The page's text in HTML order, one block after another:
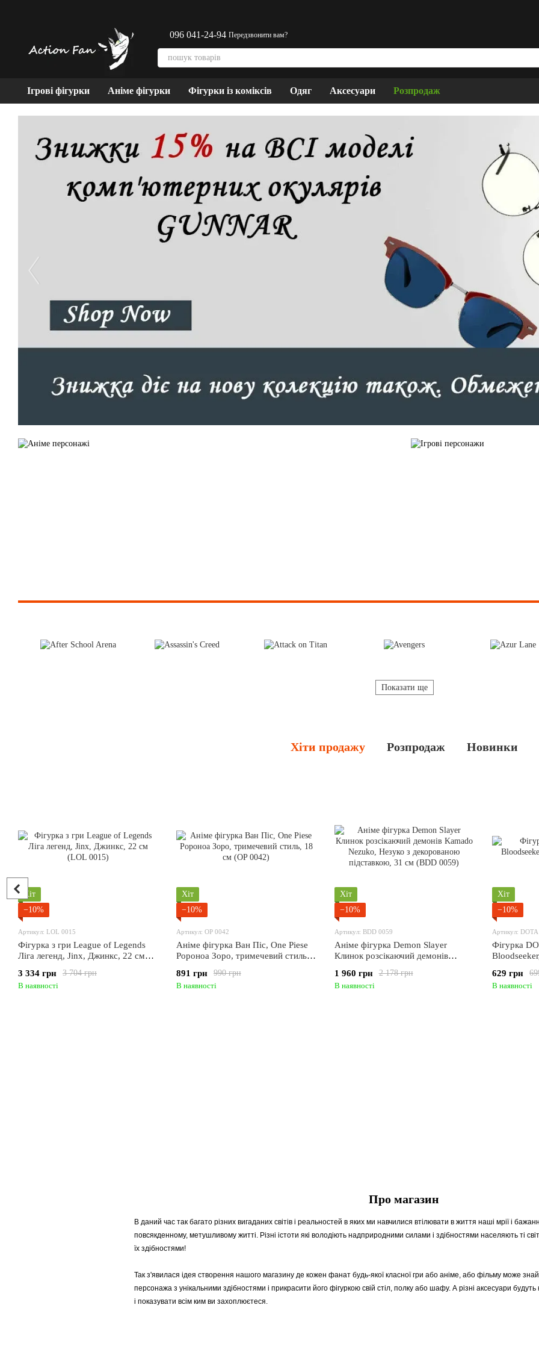
096 041-24-94 Передзвонити вам?
Ігрові фігурки Аніме фігурки Фігурки із коміксів Одяг Аксесуари Розпродаж
Показати ще
Хіти продажу Розпродаж Новинки
Хіт
−10%
Артикул: LOL 0015
Фігурка з гри League of Legends
Ліга легенд, Jinx, Джинкс, 22 см
3 704 грн
3 334 грн
В наявності
Хіт
−10%
Артикул: OP 0042
Аніме фігурка Ван Піс, One Piese
Ророноа Зоро, тримечевий стиль,
990 грн
891 грн
В наявності
Хіт
−10%
Артикул: BDD 0059
Аніме фігурка Demon Slayer
Клинок розсікаючий демонів
декорованою підставкою, 31 см
(BDD 0059)
2 178 грн
1 960 грн
В наявності
Хіт
−10%
Артикул:
Фігурка
629 грн
В наявності
Про магазин
В даний час так багато різних вигаданих світів і реальностей в яких ми навчилися втілювати в життя наші мрії і
повсякденному, метушливому житті. Різні істоти які володіють надприродними силами і здібностями населяють ті
їх здібностями!
Так з'явилася ідея створення нашого магазину де кожен фанат будь-якої класної гри або аніме, або фільму може
персонажа з унікальними здібностями і прикрасити його фігуркою свій стіл, полку або шафу. А різні аксесуари
і показувати всім ким ви захоплюєтеся.